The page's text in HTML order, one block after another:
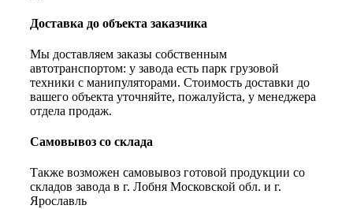
Доставка до объекта заказчика
Мы доставляем заказы собственным
автотранспортом: у завода есть парк грузовой
техники с манипуляторами. Стоимость доставки до
вашего объекта уточняйте, пожалуйста, у менеджера
отдела продаж.
Самовывоз со склада
Также возможен самовывоз готовой продукции со
складов завода в г. Лобня Московской обл. и г.
Ярославль